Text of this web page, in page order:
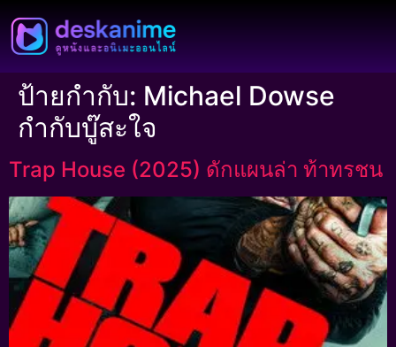
ป้ายกำกับ: Michael Dowse
กำกับบู๊สะใจ
Trap House (2025) ดักแผนล่า ท้าทรชน